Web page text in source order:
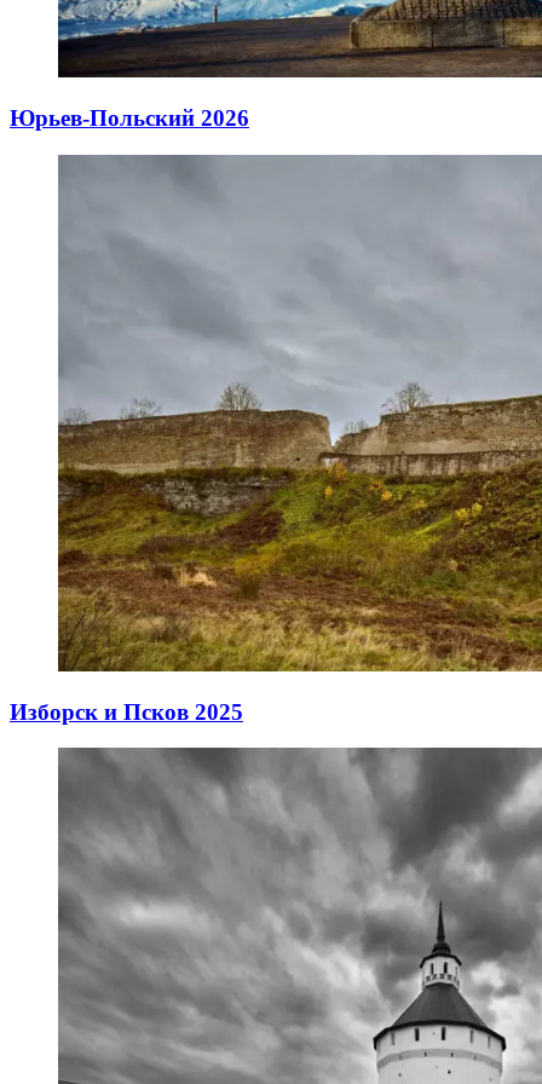
Юрьев-Польский 2026
Изборск и Псков 2025
15.12.2025